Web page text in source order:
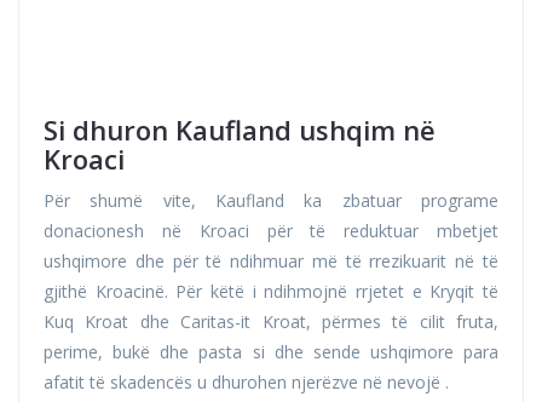
Si dhuron Kaufland ushqim në
Kroaci
Për shumë vite, Kaufland ka zbatuar programe
donacionesh në Kroaci për të reduktuar mbetjet
ushqimore dhe për të ndihmuar më të rrezikuarit në të
gjithë Kroacinë. Për këtë i ndihmojnë rrjetet e Kryqit të
Kuq Kroat dhe Caritas-it Kroat, përmes të cilit fruta,
perime, bukë dhe pasta si dhe sende ushqimore para
afatit të skadencës u dhurohen njerëzve në nevojë .